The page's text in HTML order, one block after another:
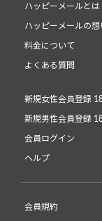
ハッピーメールとは
ハッピーメールの想
料金について
よくある質問
新規女性会員登録
新規男性会員登録
会員ログイン
ヘルプ
会員規約